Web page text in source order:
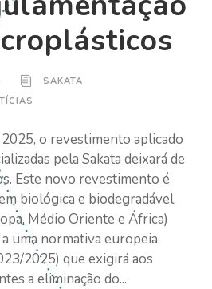
SAKATA
o revestimento aplicado
pela Sakata deixará de
Este novo revestimento é
biológica e biodegradável.
Médio Oriente e África)
uma normativa europeia
2025) que exigirá aos
a eliminação do...